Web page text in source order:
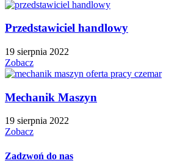
Przedstawiciel handlowy
19 sierpnia 2022
Zobacz
Mechanik Maszyn
19 sierpnia 2022
Zobacz
Zadzwoń do nas